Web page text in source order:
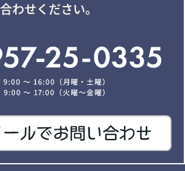
合わせください。